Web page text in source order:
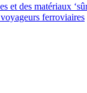
des matériaux
ferroviaires